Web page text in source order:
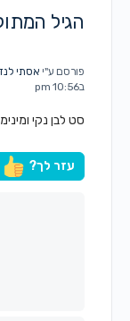
הגיל
פורסם ע"יאסתי
ב10:56 pm
סט לבן נקי
עזר לך?